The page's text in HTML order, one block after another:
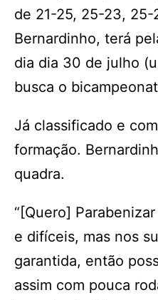
de 21-25, 25-23,
Bernardinho, terá
dia dia 30 de julho
busca o
Já classificado e
formação.
quadra.
“[Quero]
e difíceis, mas nos
garantida, então
assim com pouca